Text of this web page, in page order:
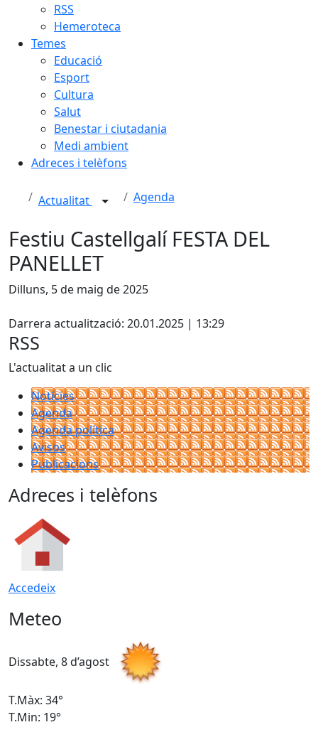
RSS
Hemeroteca
Temes
Educació
Esport
Cultura
Salut
Benestar i ciutadania
Medi ambient
Adreces i telèfons
Actualitat Agenda
Festiu Castellgalí FESTA DEL
PANELLET
Dilluns, 5 de maig de 2025
Darrera actualització: 20.01.2025 | 13:29
RSS
L'actualitat a un clic
Notícies
Agenda
Agenda política
Avisos
Publicacions
Adreces i telèfons
Accedeix
Meteo
Dissabte, 8 d’agost
T.Màx: 34°
T.Min: 19°